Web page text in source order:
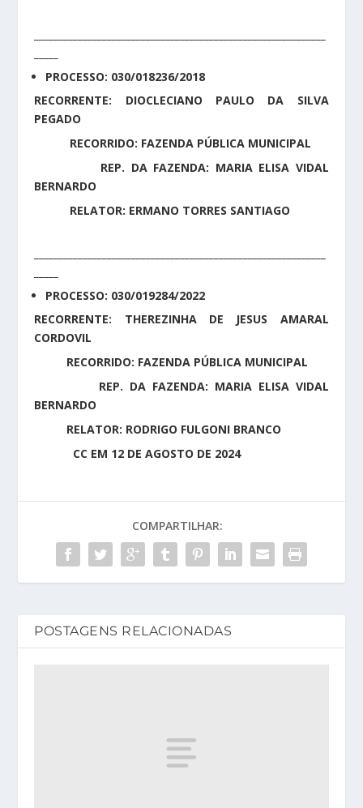
PROCESSO: 030/018236/2018
RECORRENTE: DIOCLECIANO PAULO DA SILVA
PEGADO
RECORRIDO: FAZENDA PÚBLICA MUNICIPAL
REP. DA FAZENDA: MARIA ELISA VIDAL
BERNARDO
RELATOR: ERMANO TORRES SANTIAGO
PROCESSO: 030/019284/2022
RECORRENTE: THEREZINHA DE JESUS AMARAL
CORDOVIL
RECORRIDO: FAZENDA PÚBLICA MUNICIPAL
REP. DA FAZENDA: MARIA ELISA VIDAL
BERNARDO
RELATOR: RODRIGO FULGONI BRANCO
CC EM 12 DE AGOSTO DE 2024
COMPARTILHAR:
POSTAGENS RELACIONADAS